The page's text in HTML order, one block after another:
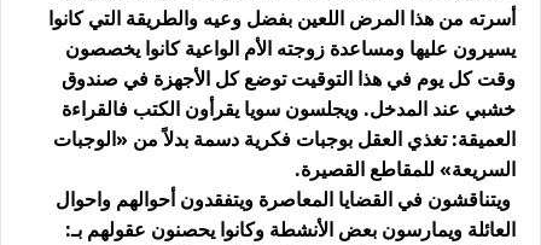
أسرته من هذا المرض اللعين بفضل وعيه والطريقة التي كانوا
يسيرون عليها ومساعدة زوجته الأم الواعية كانوا يخصصون
وقت كل يوم في هذا التوقيت توضع كل الأجهزة في صندوق
خشبي عند المدخل. ويجلسون سويا يقرأون الكتب فالقراءة
العميقة: تغذي العقل بوجبات فكرية دسمة بدلاً من «الوجبات
السريعة» للمقاطع القصيرة.
ويتناقشون في القضايا المعاصرة ويتفقدون أحوالهم واحوال
العائلة ويمارسون بعض الأنشطة وكانوا يحصنون عقولهم بـ: